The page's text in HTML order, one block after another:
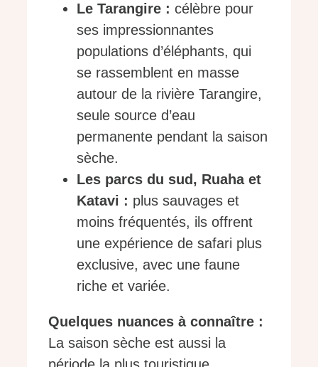
Le Tarangire : célèbre pour
ses impressionnantes
populations d’éléphants, qui
se rassemblent en masse
autour de la rivière Tarangire,
seule source d’eau
permanente pendant la saison
sèche.
Les parcs du sud, Ruaha et
Katavi : plus sauvages et
moins fréquentés, ils offrent
une expérience de safari plus
exclusive, avec une faune
riche et variée.
Quelques nuances à connaître :
La saison sèche est aussi la